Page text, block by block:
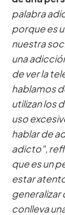
palabra
porque es
nuestra
una
de ver la
hablamos
utilizan los
uso
hablar de
adicto",
que es un
estar
generalizar
conlleva